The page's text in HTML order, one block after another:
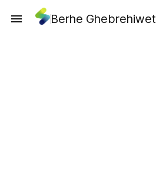
Berhe Ghebrehiwet